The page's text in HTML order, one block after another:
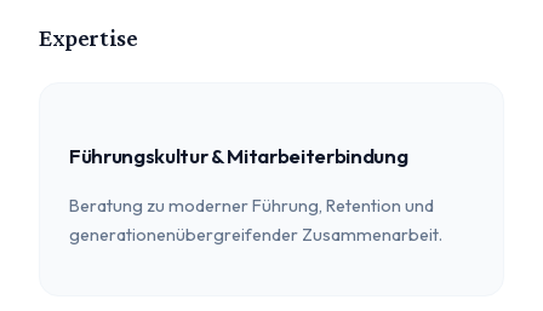
Expertise
Führungskultur & Mitarbeiterbindung
Beratung zu moderner Führung, Retention und
generationenübergreifender Zusammenarbeit.